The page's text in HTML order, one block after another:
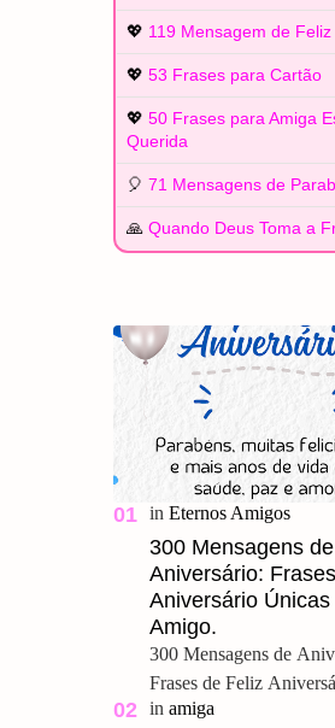
💖 119 Mensagem de
💖 53 Frases para Cartão
💖 50 Frases para Amiga
Querida
🎈 71 Mensagens de
🙏 Quando Deus Toma a
300 Mensagens de
Aniversário:
Aniversário
Amigo.
300 Mensagens de
Frases de Feliz
para um Amigo. Feliz